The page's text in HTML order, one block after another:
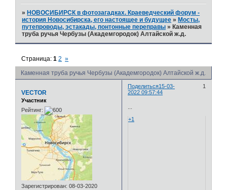
» НОВОСИБИРСК в фотозагадках. Краеведческий форум -
история Новосибирска, его настоящее и будущее » Мосты,
путепроводы, эстакады, понтонные переправы » Каменная
труба ручья Чербузы (Академгородок) Алтайской ж.д.
Каменная труба ручья Чербузы (Академгородок) Алтайской ж.д.
Страница:1 2 »
Поделиться 1
15-03-
2022 09:57:44
VECTOR
Участник
Рейтинг:
Зарегистрирован: 08-03-2020
+1